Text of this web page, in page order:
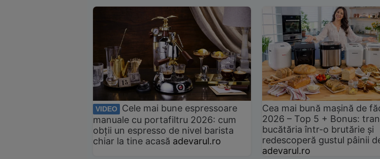
VIDEO
Cele mai bune espressoare
manuale cu portafiltru 2026: cum
obții un espresso de nivel barista
chiar la tine acasă adevarul.ro
Cea mai bună mașină de
2026 – Top 5 + Bonus:
bucătăria într-o brutărie și
redescoperă gustul pâinii
adevarul.ro